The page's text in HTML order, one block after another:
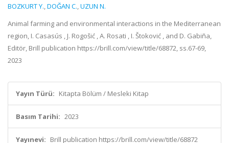
BOZKURT Y.,DOĞAN C.,UZUN N.
Animal farming and environmental interactions in the Mediterranean
region, I. Casasús , J. Rogošić , A. Rosati , I. Štoković , and D. Gabiña,
Editör, Brill publication https://brill.com/view/title/68872, ss.67-69,
2023
Yayın Türü: Kitapta Bölüm / Mesleki Kitap
Basım Tarihi: 2023
Yayınevi: Brill publication https://brill.com/view/title/68872